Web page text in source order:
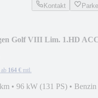
Kontakt
Golf VIII Lim. 1.HD
164 € mtl.
• 96 kW (131 PS) • Benzin